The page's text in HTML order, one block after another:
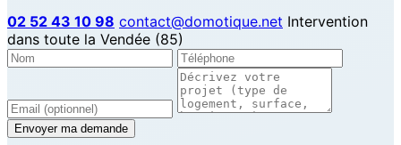
02 52 43 10 98 contact@domotique.net Intervention
dans toute la Vendée (85)
Envoyer ma demande